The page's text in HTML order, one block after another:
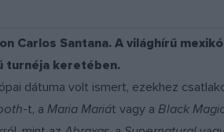
Santana. A világhírű
turnéja keretében.
dátuma volt ismert, ezekhez
-t, a Maria Mariát vagy a Black